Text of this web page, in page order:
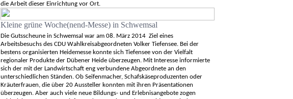
die Arbeit dieser Einrichtung vor Ort.
Kleine grüne Woche(nend-Messe) in Schwemsal
Die Gutsscheune in Schwemsal war am 08. März 2014 Ziel eines
Arbeitsbesuchs des CDU Wahlkreisabgeordneten Volker Tiefensee. Bei der
bestens organisierten Heidemesse konnte sich Tiefensee von der Vielfalt
regionaler Produkte der Dübener Heide überzeugen. Mit Interesse informierte
sich der mit der Landwirtschaft eng verbundene Abgeordnete an den
unterschiedlichen Ständen. Ob Seifenmacher, Schafskäseproduzenten oder
Kräuterfrauen, die über 20 Aussteller konnten mit ihren Präsentationen
überzeugen. Aber auch viele neue Bildungs- und Erlebnisangebote zogen